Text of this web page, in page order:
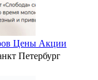
Цены Акции
Петербург